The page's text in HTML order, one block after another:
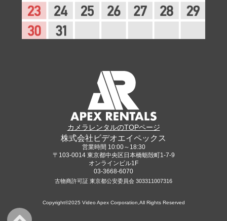
カメラレンタルのTOPページ
株式会社ビデオエイペックス
営業時間 10:00～18:30
〒103-0014 東京都中央区日本橋蛎殻町1-7-9
オンラインビル1F
03-3668-6070
古物商許可証 東京都公安委員会 303311007316
Copyright©2025 Video Apex Corporation,All Rights Reserved